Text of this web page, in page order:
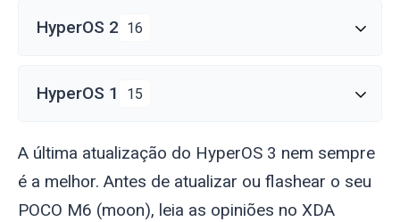
HyperOS 2 16
HyperOS 1 15
A última atualização do HyperOS 3 nem sempre
é a melhor. Antes de atualizar ou flashear o seu
POCO M6 (moon), leia as opiniões no XDA